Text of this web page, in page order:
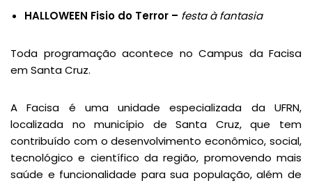
HALLOWEEN Fisio do Terror – festa à fantasia
Toda programação acontece no Campus da Facisa
em Santa Cruz.
A Facisa é uma unidade especializada da UFRN,
localizada no município de Santa Cruz, que tem
contribuído com o desenvolvimento econômico, social,
tecnológico e científico da região, promovendo mais
saúde e funcionalidade para sua população, além de